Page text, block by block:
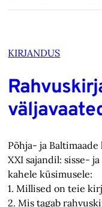
KIRJANDUS
Põhja- ja
XXI sajandil: sisse-
kahele küsimusele:
1. Millised on teie
2. Mis tagab